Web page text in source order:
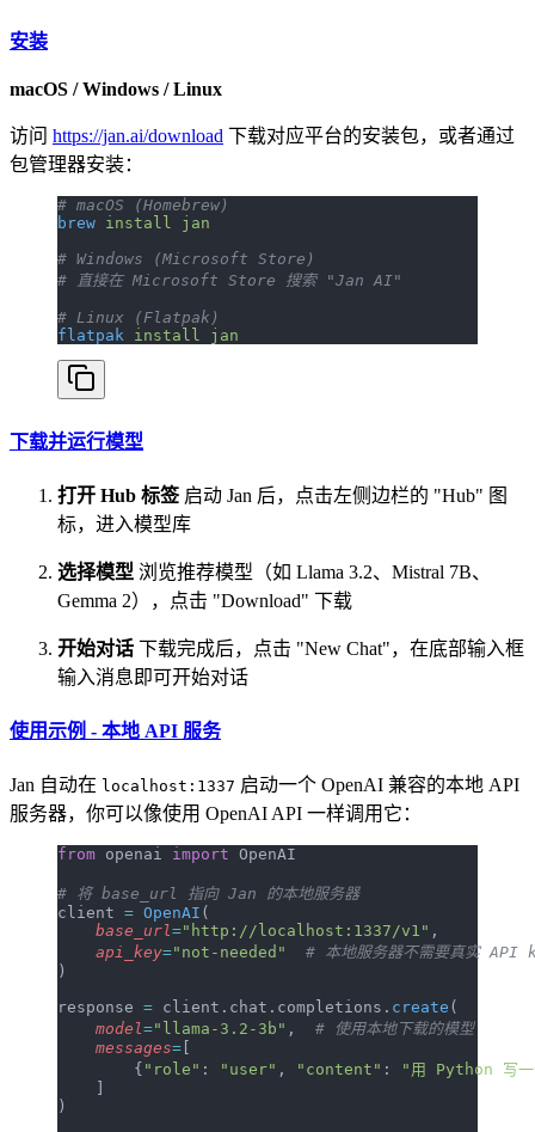
安装
macOS / Windows / Linux
访问 https://jan.ai/download 下载对应平台的安装包，或者通过
包管理器安装：
# macOS (Homebrew)
brew install jan
# Windows (Microsoft Store)
# 直接在 Microsoft Store 搜索 "Jan AI"
# Linux (Flatpak)
flatpak install jan
下载并运行模型
打开 Hub 标签 启动 Jan 后，点击左侧边栏的 "Hub" 图
标，进入模型库
选择模型 浏览推荐模型（如 Llama 3.2、Mistral 7B、
Gemma 2），点击 "Download" 下载
开始对话 下载完成后，点击 "New Chat"，在底部输入框
输入消息即可开始对话
使用示例 - 本地 API 服务
Jan 自动在 localhost:1337 启动一个 OpenAI 兼容的本地 API
服务器，你可以像使用 OpenAI API 一样调用它：
from openai import OpenAI
# 将 base_url 指向 Jan 的本地服务器
client = OpenAI (
    base_url
="http://localhost:1337/v1" ,
    api_key
="not-needed"
# 本地服务器不需要真实 API
)
response = client.chat.completions. create (
    model
="llama-3.2-3b" , # 使用本地下载的模型
    messages
=
        {
"role" : "user" , "content" :
"用 Python 写一
)